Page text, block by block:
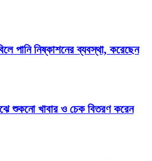
পানি নিষ্কাশনের ব্যবস্থা, করেছেন
শুকনো খাবার ও চেক বিতরণ করেন